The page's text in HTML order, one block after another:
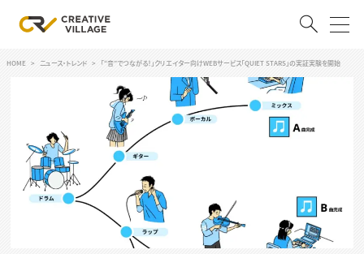
ログイン 会員登録
RECRUIT
クリエイター求人を探す
CREATIVE JOB求人検索
HOME ニュース・トレンド 「“音”でつながる！」クリエイター向けWEBサービス「QUIET STARS」の実証実験を開始